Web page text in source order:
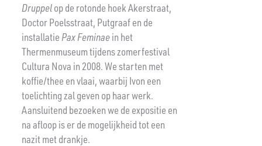
Druppelop de rotonde hoek Akerstraat,
Doctor Poelsstraat, Putgraaf en de
installatie Pax Feminaein het
Thermenmuseum tijdens zomerfestival
Cultura Nova in 2008. We starten met
koffie/thee en vlaai, waarbij Ivon een
toelichting zal geven op haar werk.
Aansluitend bezoeken we de expositie en
na afloop is er de mogelijkheid tot een
nazit met drankje.